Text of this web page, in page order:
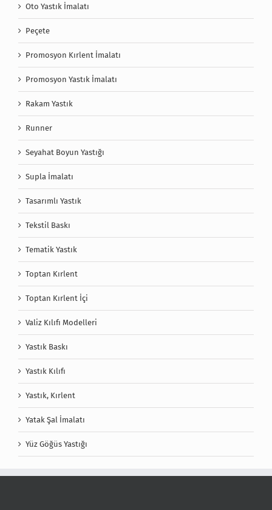
Oto Yastık İmalatı
Peçete
Promosyon Kırlent İmalatı
Promosyon Yastık İmalatı
Rakam Yastık
Runner
Seyahat Boyun Yastığı
Supla İmalatı
Tasarımlı Yastık
Tekstil Baskı
Tematik Yastık
Toptan Kırlent
Toptan Kırlent İçi
Valiz Kılıfı Modelleri
Yastık Baskı
Yastık Kılıfı
Yastık, Kırlent
Yatak Şal İmalatı
Yüz Göğüs Yastığı